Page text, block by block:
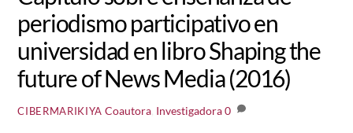
periodismo participativo en
universidad en libro Shaping the
future of News Media (2016)
CIBERMARIKIYA Coautora, Investigadora0